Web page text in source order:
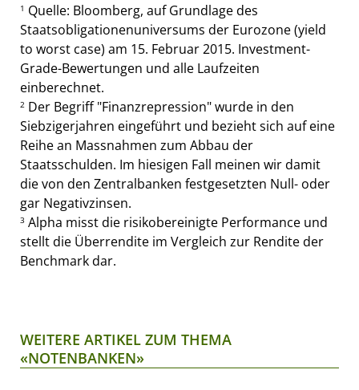
1 Quelle: Bloomberg, auf Grundlage des
Staatsobligationenuniversums der Eurozone (yield
to worst case) am 15. Februar 2015. Investment-
Grade-Bewertungen und alle Laufzeiten
einberechnet.
2 Der Begriff "Finanzrepression" wurde in den
Siebzigerjahren eingeführt und bezieht sich auf eine
Reihe an Massnahmen zum Abbau der
Staatsschulden. Im hiesigen Fall meinen wir damit
die von den Zentralbanken festgesetzten Null- oder
gar Negativzinsen.
3 Alpha misst die risikobereinigte Performance und
stellt die Überrendite im Vergleich zur Rendite der
Benchmark dar.
WEITERE ARTIKEL ZUM THEMA
«NOTENBANKEN»